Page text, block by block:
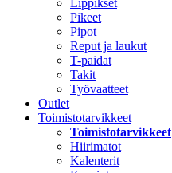
Lippikset
Pikeet
Pipot
Reput ja laukut
T-paidat
Takit
Työvaatteet
Outlet
Toimistotarvikkeet
Toimistotarvikkeet
Hiirimatot
Kalenterit